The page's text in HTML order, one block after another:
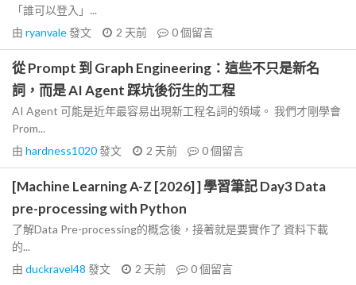
「誰可以登入」...
由 ryanvale發文 2 天前 0個留言
從 Prompt 到 Graph Engineering：這些不只是新名
詞，而是 AI Agent 踩坑後衍生的工程
AI Agent 可能是近年最容易出現新工程名詞的領域。 我們才剛學會
Prom...
由 hardness1020發文 2 天前 0個留言
[Machine Learning A-Z [2026] ] 學習筆記 Day3 Data
pre-processing with Python
了解Data Pre-processing的概念後，接著就是要實作了 資料下載
的...
由 duckravel48 發文 2 天前 0個留言